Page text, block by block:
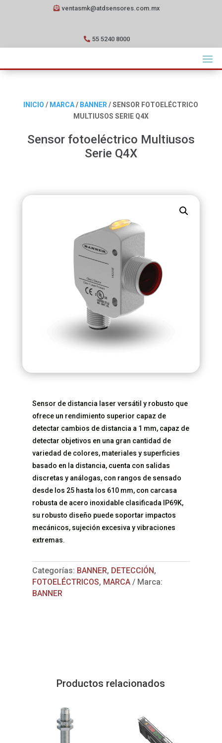
ventasmk@atdsensores.com.mx
55 5240 8000
INICIO / MARCA/ BANNER / SENSOR FOTOELÉCTRICO
MULTIUSOS SERIE Q4X
Sensor fotoeléctrico Multiusos
Serie Q4X
Sensor de distancia laser versátil y robusto que
ofrece un rendimiento superior capaz de
detectar cambios de distancia a 1 mm, capaz de
detectar objetivos en una gran cantidad de
variedad de colores, materiales y superficies
basado en la distancia, cuenta con salidas
discretas y análogas, con rangos de sensado
desde los 25 hasta los 610 mm, con carcasa
robusta de acero inoxidable clasificada IP69K,
su robusto diseño puede soportar impactos
mecánicos, sujeción excesiva y vibraciones
extremas.
Categorías: BANNER, DETECCIÓN ,
FOTOELÉCTRICOS, MARCA
Marca:
BANNER
Productos relacionados